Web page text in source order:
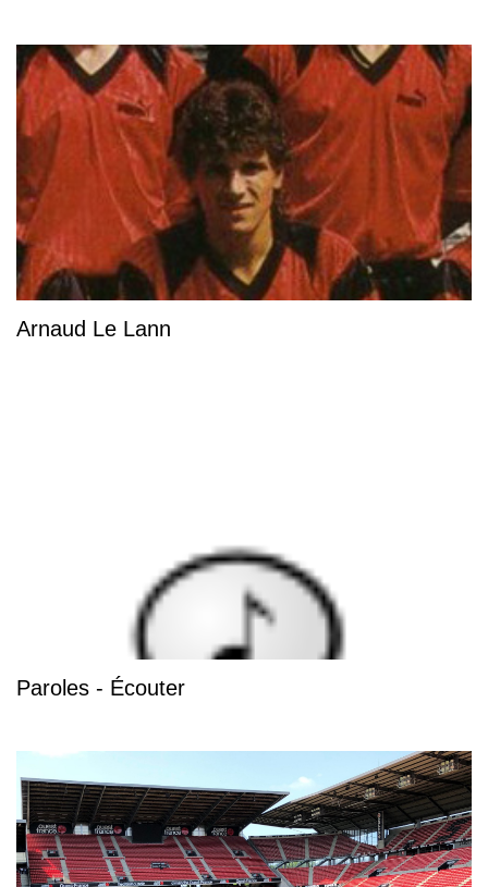
Arnaud Le Lann
Paroles - Écouter